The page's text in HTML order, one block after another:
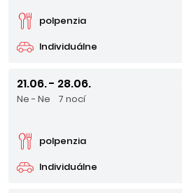
Individuálne
polpenzia
21.06. - 28.06.
Ne - Ne 7 nocí
Individuálne
polpenzia